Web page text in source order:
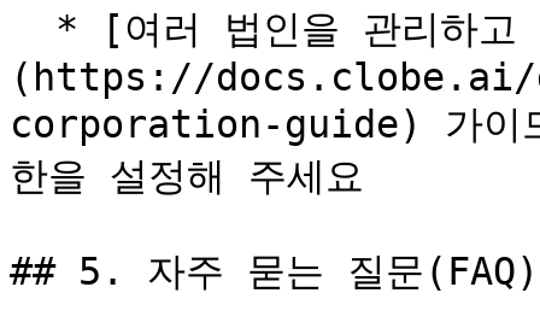
(https://
corporation-guide) 가이
한을 설정해 주세요
## 5. 자주 묻는 질문(FAQ)